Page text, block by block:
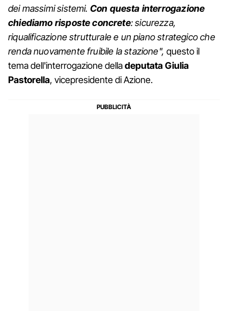
dei massimi sistemi. Con questa interrogazione
chiediamo risposte concrete: sicurezza,
riqualificazione strutturale e un piano strategico che
renda nuovamente fruibile la stazione",questo il
tema dell'interrogazione delladeputata Giulia
Pastorella, vicepresidente di Azione.